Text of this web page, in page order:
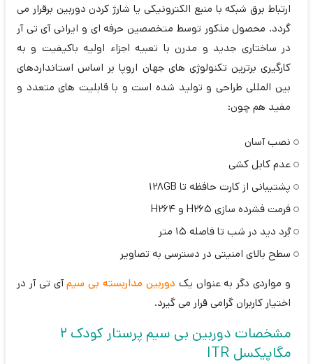
ارتباط برق شبکه با منبع الکترونیکی یا شارژ کردن دوربین برقرار می
گردد. محصول مذکور توسط متخصصین حرفه ای و ایرانی آی تی آر
در ساختاری جدید و مدرن با تعبیه اجزاء اولیه باکیفیت و به
کارگیری برترین تکنولوژی های جهان اروپا بر اساس استانداردهای
بین المللی طراحی و تولید شده است و با قابلیت های متعدد و
مفید هم چون:
نصب آسان
عدم کابل کشی
پشتیبانی از کارت حافظه تا 128GB
فرمت فشرده سازی H265 و H264
بُرد دید در شب تا فاصله 15 متر
سطح بالای امنیتی در دسترسی به تصاویر
و مواردی دگر به عنوان یک دوربین مداربسته بی سیمآی تی آر در
اختیار کاربران گرامی قرار می گیرد.
مشخصات دوربین بی سیم پرستار کودک 2
مگاپیکسل ITR